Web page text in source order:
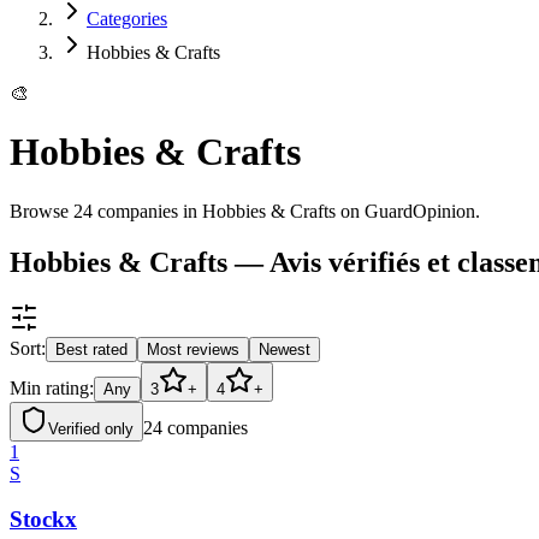
Categories
Hobbies & Crafts
🎨
Hobbies & Crafts
Browse 24 companies in Hobbies & Crafts on GuardOpinion.
Hobbies & Crafts — Avis vérifiés et
Sort: Best rated Most reviews Newest
Min rating: Any 3 + 4 +
Verified only 24 companies
1
S
Stockx